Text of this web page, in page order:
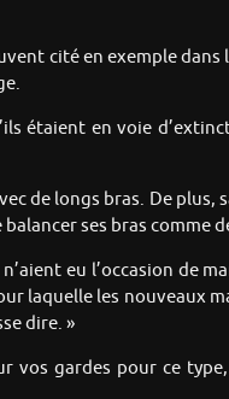
cité en exemple
étaient en voie
de longs bras. De plus,
ses bras comme
eu l’occasion de
laquelle les nouveaux
dire. »
vos gardes pour ce